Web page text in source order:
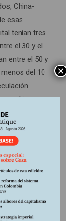
China-
esas
tenían tres
el 30 y el
entre el 50 y
del 10
cambios
la
de las
a la fase
mundial, la
de las
de Luiz
en
×